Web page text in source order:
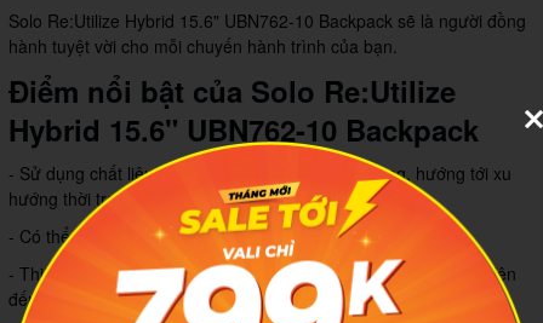
Solo Re:Utilize Hybrid 15.6" UBN762-10 Backpack sẽ là người đồng
hành tuyệt vời cho mỗi chuyến hành trình của bạn.
Điểm nổi bật của Solo Re:Utilize
Hybrid 15.6" UBN762-10 Backpack
- Sử dụng chất liệu tái chế thân thiện với môi trường, hướng tới xu
hướng thời trang bền vững.
- Có thể biến đổi từ balo sang túi xách và ngược lại.
- Thiết kế với nhiều ngăn chứa tiện dụng, trong đó ngăn laptop lên
đến 15.6 inch.